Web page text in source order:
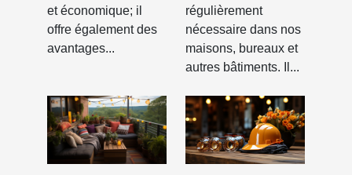
et économique; il
offre également des
avantages...
régulièrement
nécessaire dans nos
maisons, bureaux et
autres bâtiments. Il...